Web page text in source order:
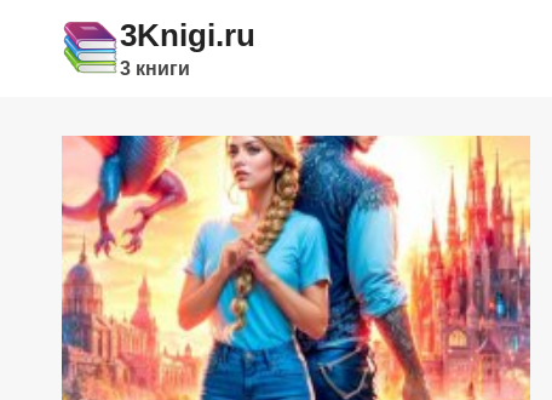
содержимому
3Knigi.ru
3 книги